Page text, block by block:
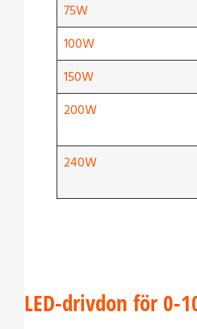
75W
100W
150W
200W
240W
LED-drivdon för 0-